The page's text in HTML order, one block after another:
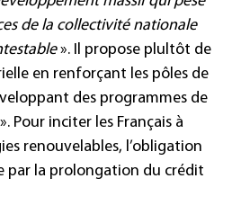
de la collectivité nationale
». Il propose plultôt de
en renforçant les pôles de
des programmes de
Pour inciter les Français à
renouvelables, l’obligation
par la prolongation du crédit